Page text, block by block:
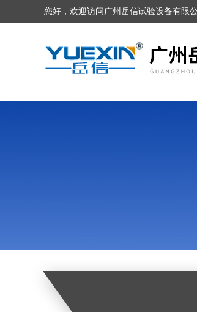
您好，欢迎访问广州岳信试验设备有限公